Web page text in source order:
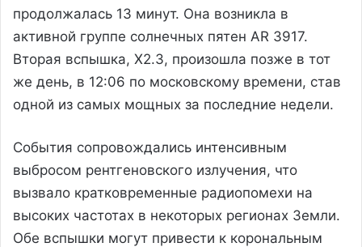
продолжалась 13 минут. Она возникла в
активной группе солнечных пятен AR 3917.
Вторая вспышка, X2.3, произошла позже в тот
же день, в 12:06 по московскому времени, став
одной из самых мощных за последние недели.
События сопровождались интенсивным
выбросом рентгеновского излучения, что
вызвало кратковременные радиопомехи на
высоких частотах в некоторых регионах Земли.
Обе вспышки могут привести к корональным